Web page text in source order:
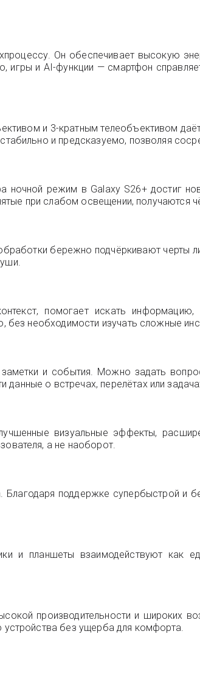
Он обеспечивает высокую
и AI-функции — смартфон
и 3-кратным телеобъективом
и предсказуемо, позволяя
режим в Galaxy S26+ достиг
при слабом освещении, получаются
бережно подчёркивают черты
помогает искать информацию,
без необходимости изучать сложные
и события. Можно задать
о встречах, перелётах или
визуальные эффекты,
а не наоборот.
поддержке супербыстрой и
и планшеты взаимодействуют как
производительности и широких
устройства без ущерба для комфорта.